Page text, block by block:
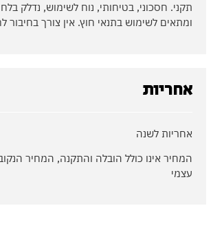
תקני. חסכוני, בטיחותי, נוח לשימוש, נדלק
ומתאים לשימוש בתנאי חוץ. אין צורך בחיבור
אחריות
אחריות לשנה
המחיר אינו כולל הובלה והתקנה, המחיר
עצמי